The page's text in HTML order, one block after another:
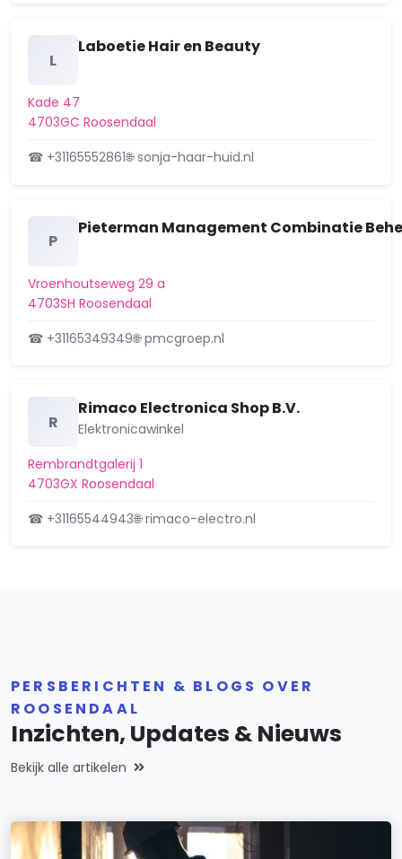
L
Laboetie Hair en Beauty
Kade 47
4703GC Roosendaal
☎ +31165552861🌐 sonja-haar-huid.nl
P
Pieterman Management Combinatie
Vroenhoutseweg 29 a
4703SH Roosendaal
☎ +31165349349🌐 pmcgroep.nl
R
Rimaco Electronica Shop B.V.
Elektronicawinkel
Rembrandtgalerij 1
4703GX Roosendaal
☎ +31165544943🌐 rimaco-electro.nl
PERSBERICHTEN & BLOGS OVER
ROOSENDAAL
Inzichten, Updates & Nieuws
Bekijk alle artikelen